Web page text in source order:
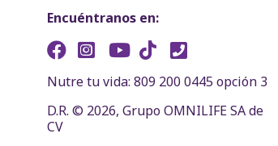
Encuéntranos en:
Nutre tu vida: 809 200 0445 opción 3
D.R. © 2026, Grupo OMNILIFE SA de
CV